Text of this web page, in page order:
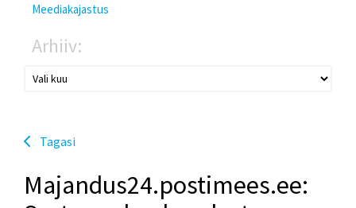
Meediakajastus
Arhiiv:
Tagasi
Majandus24.postimees.ee: